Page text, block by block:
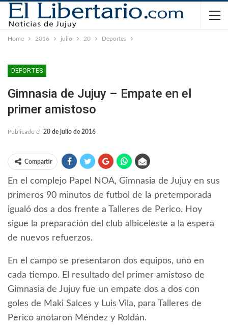
Home 2016 julio 20 Deportes
DEPORTES
Gimnasia de Jujuy – Empate en el
primer amistoso
Publicado el 20 de julio de 2016
Compartir
En el complejo Papel NOA, Gimnasia de Jujuy en sus
primeros 90 minutos de futbol de la pretemporada
igualó dos a dos frente a Talleres de Perico. Hoy
sigue la preparación del club albiceleste a la espera
de nuevos refuerzos.
En el campo se presentaron dos equipos, uno en
cada tiempo. El resultado del primer amistoso de
Gimnasia de Jujuy fue un empate dos a dos con
goles de Maki Salces y Luis Vila, para Talleres de
Perico anotaron Méndez y Roldán.